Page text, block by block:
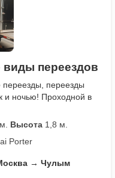
виды переездов
переезды
и ночью! Проходной в
Высота1,8 м.
Porter
→ Чулым